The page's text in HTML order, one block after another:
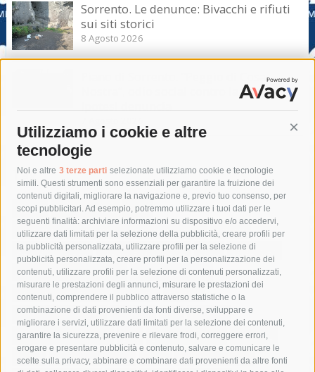
Utilizziamo i cookie e altre
tecnologie
Noi e altre 3 terze parti selezionate utilizziamo cookie e tecnologie
simili. Questi strumenti sono essenziali per garantire la fruizione dei
contenuti digitali, migliorare la navigazione e, previo tuo consenso, per
scopi pubblicitari. Ad esempio, potremmo utilizzare i tuoi dati per le
seguenti finalità: archiviare informazioni su dispositivo e/o accedervi,
utilizzare dati limitati per la selezione della pubblicità, creare profili per
la pubblicità personalizzata, utilizzare profili per la selezione di
pubblicità personalizzata, creare profili per la personalizzazione dei
contenuti, utilizzare profili per la selezione di contenuti personalizzati,
misurare le prestazioni degli annunci, misurare le prestazioni dei
contenuti, comprendere il pubblico attraverso statistiche o la
combinazione di dati provenienti da fonti diverse, sviluppare e
migliorare i servizi, utilizzare dati limitati per la selezione dei contenuti,
garantire la sicurezza, prevenire e rilevare frodi, correggere errori,
erogare e presentare pubblicità e contenuto, salvare e comunicare le
scelte sulla privacy, abbinare e combinare dati provenienti da altre fonti
Sorrento. Le denunce: Bivacchi e rifiuti
sui siti storici
8 Agosto 2026
Nostra”, odio social contro la giunta.
Ipotesi denuncia
Tag
acqua allerta meteo
anas
area marina protetta di punta campanella
arresto
Asl Napoli 3 sud
capitaneria di porto capri
carabinieri
castellammare di stabia
circumvesuviana
comune di sorrento
concerto
contagi
costiera amalfitana
covid-19 eav
elezioni
fondazione sorrento
gori guardia costiera
incidente
lavori
lorenzo balducelli mare
massa lubrense